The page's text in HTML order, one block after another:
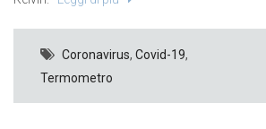
Coronavirus, Covid-19,
Termometro